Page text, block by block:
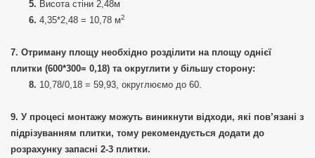
Висота стіни 2,48м
4,35*2,48 = 10,78 м2
Отриману площу необхідно розділити на площу однієї
плитки (600*300= 0,18) та округлити у більшу сторону:
10,78/0,18 = 59,93, округлюємо до 60.
У процесі монтажу можуть виникнути відходи, які пов’язані з
підрізуванням плитки, тому рекомендується додати до
розрахунку запасні 2-3 плитки.